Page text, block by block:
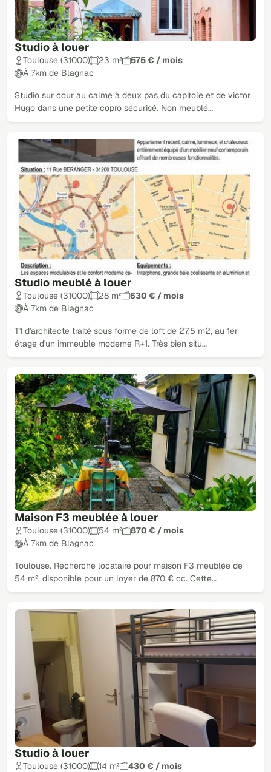
Studio à louer
Toulouse (31000) 23 m²
575 € / mois
À 7km de Blagnac
Studio sur cour au calme à deux pas du capitole et de victor
Hugo dans une petite copro sécurisé. Non meublé…
Studio meublé à louer
Toulouse (31000) 28 m²
630 € / mois
À 7km de Blagnac
T1 d'architecte traité sous forme de loft de 27,5 m2, au 1er
étage d'un immeuble moderne R+1. Très bien situ…
Maison F3 meublée à louer
Toulouse (31000) 54 m²
870 € / mois
À 7km de Blagnac
Toulouse. Recherche locataire pour maison F3 meublée de
54 m², disponible pour un loyer de 870 € cc. Cette…
Studio à louer
Toulouse (31000) 14 m²
430 € / mois